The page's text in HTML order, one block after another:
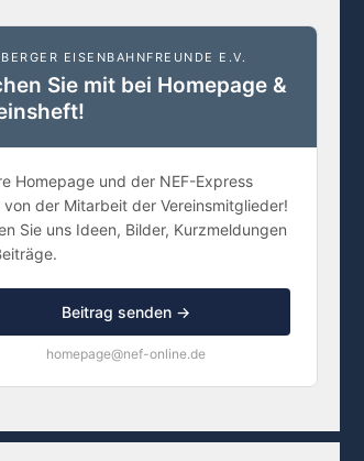
EISENBAHNFREUNDE E.V.
Sie mit bei Homepage &
Homepage und der NEF-Express
von der Mitarbeit der Vereinsmitglieder!
Sie uns Ideen, Bilder, Kurzmeldungen
Beitrag senden →
homepage@nef-online.de